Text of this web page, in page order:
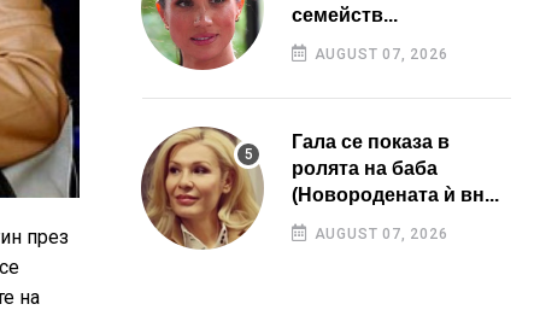
през
на
семейств...
AUGUST 07, 2026
Гала се показа в
ролята на баба
(Новородената ѝ вн...
AUGUST 07, 2026